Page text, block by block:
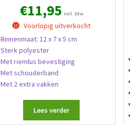
€11,95 incl. btw
Voorlopig uitverkocht
Binnenmaat: 12 x 7 x 5 cm
Sterk polyester
Met riemlus bevestiging
Met schouderband
Met 2 extra vakken
Lees verder